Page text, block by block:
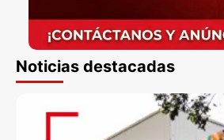
Noticias destacadas